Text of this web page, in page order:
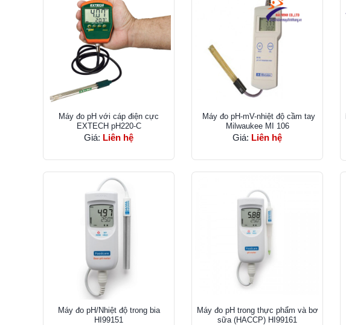
Máy đo pH với cáp điện cực
EXTECH pH220-C
Giá: Liên hệ
Máy đo pH-mV-nhiệt độ cầm tay
Milwaukee MI 106
Giá: Liên hệ
Máy đo pH/Nhiệt độ trong bia
HI99151
Máy đo pH trong thực phẩm và bơ
sữa (HACCP) HI99161